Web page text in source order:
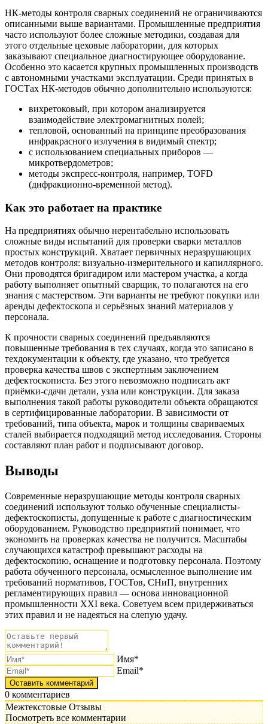
НК-методы контроля сварных соединений не ограничиваются
описанными выше вариантами. Промышленные предприятия
часто используют более сложные методики, создавая для
этого отдельные цеховые лаборатории, для которых
заказывают специальное диагностирующее оборудование.
Особенно это касается крупных промышленных производств
с автономными участками эксплуатации. Среди принятых в
ГОСТах НК-методов обычно дополнительно используются:
вихретоковый, при котором анализируется
взаимодействие электромагнитных полей;
тепловой, основанный на принципе преобразования
инфракрасного излучения в видимый спектр;
с использованием специальных приборов —
микротвердометров;
методы экспресс-контроля, например, TOFD
(дифракционно-временной метод).
Как это работает на практике
На предприятиях обычно нерентабельно использовать
сложные виды испытаний для проверки сварки металлов
простых конструкций. Хватает первичных неразрушающих
методов контроля: визуально-измерительного и капиллярного.
Они проводятся бригадиром или мастером участка, а когда
работу выполняет опытный сварщик, то полагаются на его
знания с мастерством. Эти варианты не требуют покупки или
аренды дефектоскопа и серьёзных знаний материалов у
персонала.
К прочности сварных соединений предъявляются
повышенные требования в тех случаях, когда это записано в
техдокументации к объекту, где указано, что требуется
проверка качества швов с экспертным заключением
дефектоскописта. Без этого невозможно подписать акт
приёмки-сдачи детали, узла или конструкции. Для заказа
выполнения такой работы руководители объекта обращаются
в сертифицированные лаборатории. В зависимости от
требований, типа объекта, марок и толщины свариваемых
сталей выбирается подходящий метод исследования. Стороны
составляют план работ и подписывают договор.
Выводы
Современные неразрушающие методы контроля сварных
соединений используют только обученные специалисты-
дефектоскописты, допущенные к работе с диагностическим
оборудованием. Руководство предприятий понимает, что
экономить на проверках качества не получится. Масштабы
случающихся катастроф превышают расходы на
дефектоскопию, оснащение и подготовку персонала. Поэтому
работа обученного персонала, осмысленное выполнение им
требований нормативов, ГОСТов, СНиП, внутренних
регламентирующих правил — основа инновационной
промышленности XXI века. Советуем всем придерживаться
этих правил и не надеяться на слепую удачу.
Имя*
Email*
0 комментариев
Межтекстовые Отзывы
Посмотреть все комментарии